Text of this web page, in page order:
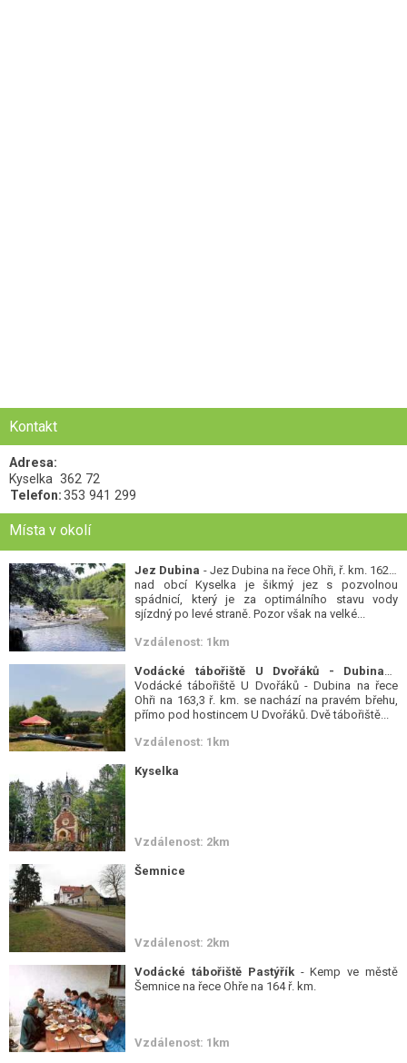
Kontakt
Adresa:
Kyselka 362 72
Telefon:353 941 299
Místa v okolí
Jez Dubina - Jez Dubina na řece Ohři, ř. km. 162,6
nad obcí Kyselka je šikmý jez s pozvolnou
spádnicí, který je za optimálního stavu vody
sjízdný po levé straně. Pozor však na velké...
Vzdálenost: 1km
Vodácké tábořiště U Dvořáků - Dubina na řece
Ohři na 163,3 ř. km. se nachází na pravém břehu,
přímo pod hostincem U Dvořáků. Dvě tábořiště...
Vzdálenost: 1km
Kyselka
Vzdálenost: 2km
Šemnice
Vzdálenost: 2km
Vodácké tábořiště Pastýřík- Kemp ve městě
Šemnice na řece Ohře na 164 ř. km.
Vzdálenost: 1km